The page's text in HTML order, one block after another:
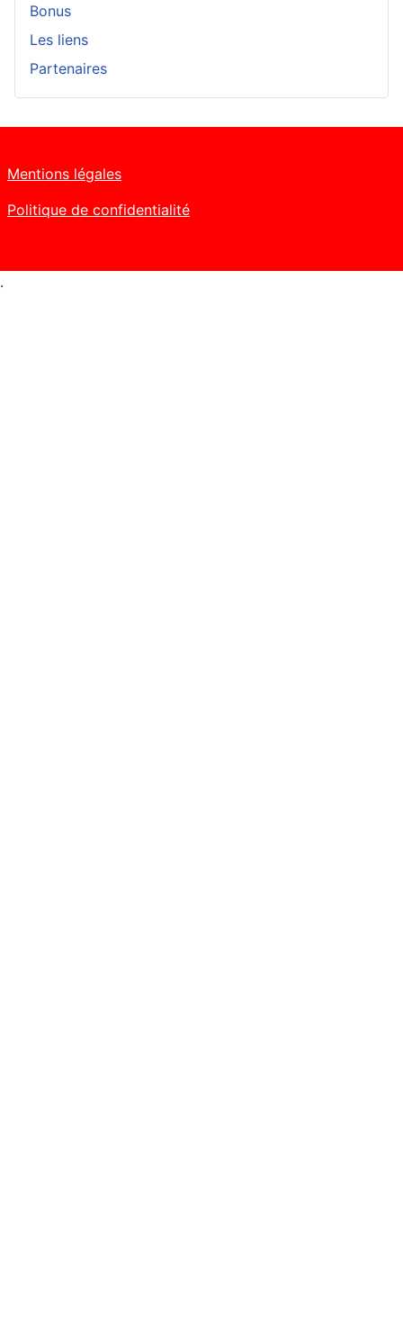
Bonus
Les liens
Partenaires
Mentions légales
Politique de confidentialité
.